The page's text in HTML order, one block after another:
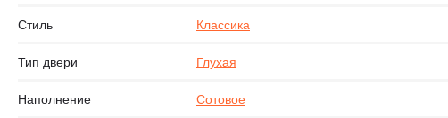
Стиль Классика
Тип двери Глухая
Наполнение Сотовое